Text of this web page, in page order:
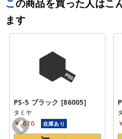
この商品を買った人はこんな商品も買ってい
ます
PS-5 ブラック [86005]
タミヤ
￥ 616 在庫あり